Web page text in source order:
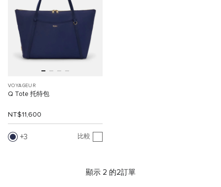
VOYAGEUR
Q Tote 托特包
NT$11,600
3 比較
顯示 2 的2訂單